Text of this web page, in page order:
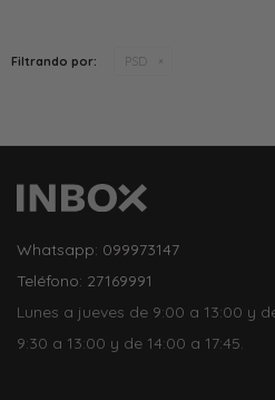
Filtrando por: PSD
Whatsapp: 099973147
Teléfono: 27169991
Lunes a jueves de 9:00 a 13:00 y
9:30 a 13:00 y de 14:00 a 17:45.